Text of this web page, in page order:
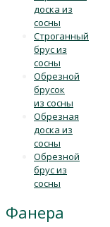
доска из
сосны
Строганный
брус из
сосны
Обрезной
брусок
из сосны
Обрезная
доска из
сосны
Обрезной
брус из
сосны
Фанера